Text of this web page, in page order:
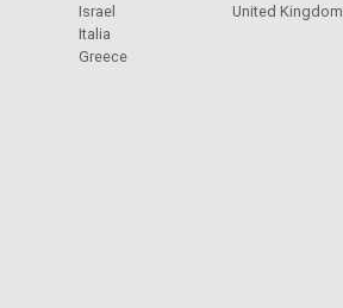
Israel
Italia
Greece
United Kingdom